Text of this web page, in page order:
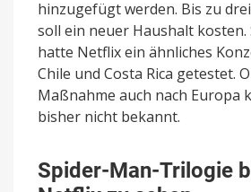
hinzugefügt werden. Bis zu
soll ein neuer Haushalt kosten.
hatte Netflix ein ähnliches
Chile und Costa Rica getestet.
Maßnahme auch nach Europa
bisher nicht bekannt.
Spider-Man-Trilogie